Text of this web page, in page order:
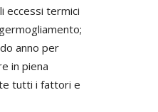
eccessi termici
anno per
in piena
tutti i fattori e